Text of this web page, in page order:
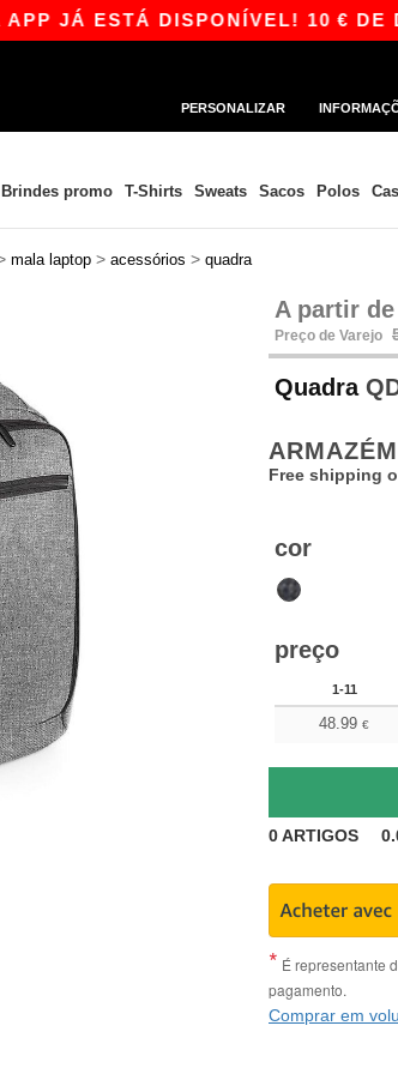
ESTÁ DISPONÍVEL! 10 € DE
PERSONALIZAR
Brindes promo T-Shirts Sweats Sacos Polos
mala laptop > acessórios > quadra
A partir de
Preço de Varejo
Quadra
ARMAZÉM
Free shipping
cor
preço
1-11
48.99 €
0ARTIGOS
É representante
pagamento.
Comprar em